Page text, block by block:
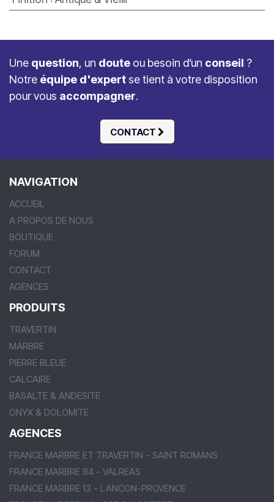
CONTACT
Une question, un doute ou besoin d’un conseil ?
Notre équipe d'expert se tient à votre disposition
pour vous accompagner.
NAVIGATION
ACCUEIL
A PROPOS DE NOUS
BOUTIQUE
FORUM
CONTACT
AGENCES
PRODUITS
TRAVERTIN
MARBRE
PIERRE BLEUE
CALCAIRE
BASALTE & ANDESITE
ONYX & DOLOMITE
AGENCES
FRANCE MARBRE ET TRAVERTIN - SAINT ROMANS
FRANCE MARBRE 84 - VALREAS
FRANCE MARBRE 13 - LANCON-PROVENCE